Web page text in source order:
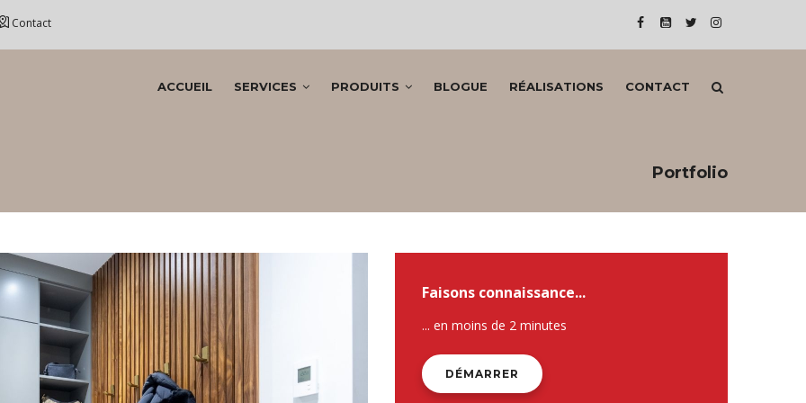
Contact
ACCUEIL SERVICES PRODUITS BLOGUE RÉALISATIONS CONTACT
Portfolio
Faisons connaissance...
... en moins de 2 minutes
DÉMARRER